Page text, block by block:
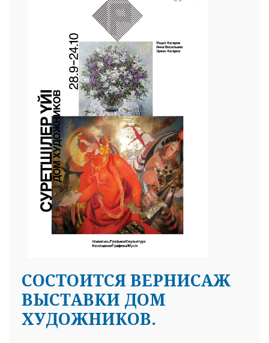
СОСТОИТСЯ ВЕРНИСАЖ
ВЫСТАВКИ ДОМ
ХУДОЖНИКОВ.